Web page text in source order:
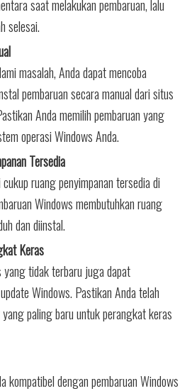
saat melakukan pembaruan, lalu
selesai.
masalah, Anda dapat mencoba
pembaruan secara manual dari situs
Anda memilih pembaruan yang
operasi Windows Anda.
Tersedia
ruang penyimpanan tersedia di
Windows membutuhkan ruang
dan diinstal.
Keras
tidak terbaru juga dapat
Windows. Pastikan Anda telah
paling baru untuk perangkat keras
kompatibel dengan pembaruan Windows